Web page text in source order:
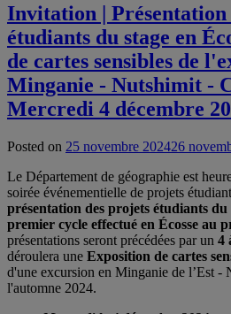
Invitation | Présentation
étudiants du stage en
de cartes sensibles de
Minganie - Nutshimit -
Mercredi 4 décembre
Posted on 25 novembre 202426
Le Département de géographie est
soirée événementielle de projets
présentation des projets étudiants du
premier cycle effectué en Écosse au
présentations seront précédées par un 4
déroulera une Exposition de cartes
d'une excursion en Minganie de l’Est -
l'automne 2024.